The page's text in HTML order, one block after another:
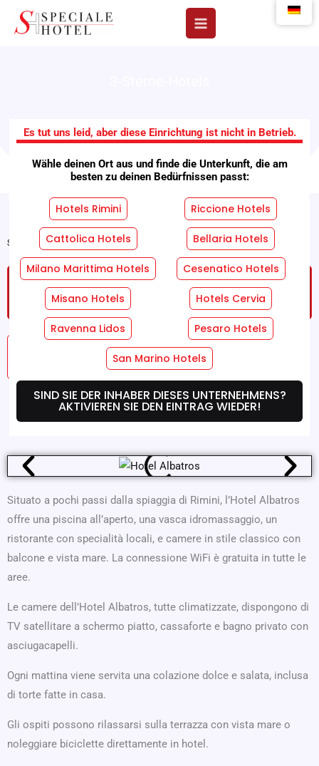
Inhalt
Es tut uns leid, aber diese Einrichtung ist nicht in Betrieb.
Wähle deinen Ort aus und finde die Unterkunft, die am
besten zu deinen Bedürfnissen passt:
Hotels Rimini Riccione Hotels
Cattolica Hotels Bellaria Hotels
Milano Marittima Hotels Cesenatico Hotels
Misano Hotels Hotels Cervia
Ravenna Lidos Pesaro Hotels
San Marino Hotels
SIND SIE DER INHABER DIESES UNTERNEHMENS?
AKTIVIEREN SIE DEN EINTRAG WIEDER!
Hotel Albatros
Startseite "Einrichtungen" Hotel Albatros
FORDERN SIE EIN KOSTENLOSES UND
UNVERBINDLICHES ANGEBOT AN!
Dienstleistungen
Zimmer-Dienste
Wo Wir Sind Angebote
Situato a pochi passi dalla spiaggia di Rimini, l’Hotel Albatros
offre una piscina all’aperto, una vasca idromassaggio, un
ristorante con specialità locali, e camere in stile classico con
balcone e vista mare. La connessione WiFi è gratuita in tutte le
aree.
Le camere dell’Hotel Albatros, tutte climatizzate, dispongono di
TV satellitare a schermo piatto, cassaforte e bagno privato con
asciugacapelli.
Ogni mattina viene servita una colazione dolce e salata, inclusa
di torte fatte in casa.
Gli ospiti possono rilassarsi sulla terrazza con vista mare o
noleggiare biciclette direttamente in hotel.